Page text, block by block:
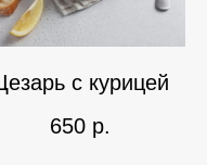
с курицей
650 р.